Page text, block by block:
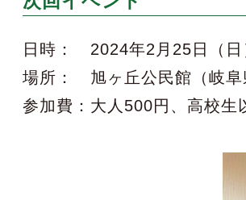
日時： 2024年2月25日（
場所： 旭ヶ丘公民館（岐阜
参加費：大人500円、高校生